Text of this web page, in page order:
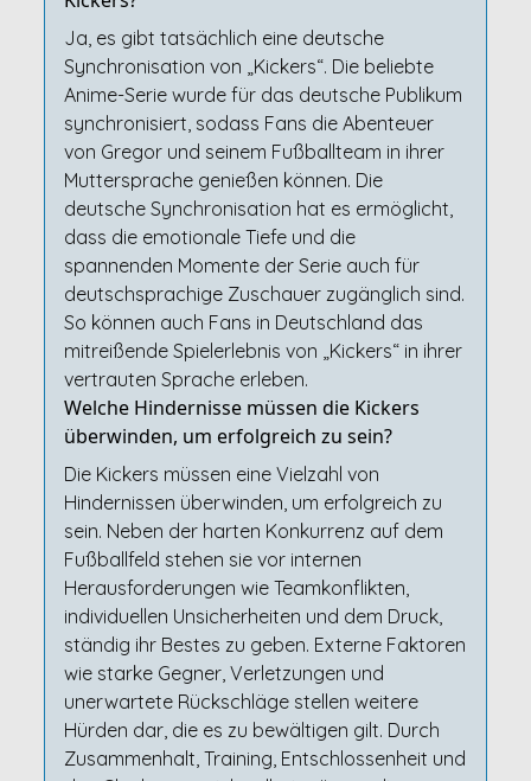
Ja, es gibt tatsächlich eine deutsche
Synchronisation von „Kickers“. Die beliebte
Anime-Serie wurde für das deutsche Publikum
synchronisiert, sodass Fans die Abenteuer
von Gregor und seinem Fußballteam in ihrer
Muttersprache genießen können. Die
deutsche Synchronisation hat es ermöglicht,
dass die emotionale Tiefe und die
spannenden Momente der Serie auch für
deutschsprachige Zuschauer zugänglich sind.
So können auch Fans in Deutschland das
mitreißende Spielerlebnis von „Kickers“ in ihrer
vertrauten Sprache erleben.
Welche Hindernisse müssen die Kickers
überwinden, um erfolgreich zu sein?
Die Kickers müssen eine Vielzahl von
Hindernissen überwinden, um erfolgreich zu
sein. Neben der harten Konkurrenz auf dem
Fußballfeld stehen sie vor internen
Herausforderungen wie Teamkonflikten,
individuellen Unsicherheiten und dem Druck,
ständig ihr Bestes zu geben. Externe Faktoren
wie starke Gegner, Verletzungen und
unerwartete Rückschläge stellen weitere
Hürden dar, die es zu bewältigen gilt. Durch
Zusammenhalt, Training, Entschlossenheit und